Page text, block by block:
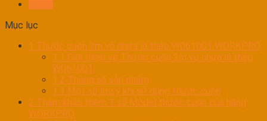
Mục lục
1 Thước cuộn 2m vỏ nhựa lá thép W061001 WORKPRO
1.1 Giới thiệu về Thước cuộn 2m vỏ nhựa lá thép
W061001.
1.2 Thông số sản phẩm
1.3 Một số lưu ý khi sử dụng thước cuộn
2 Tham khảo thêm 1 số Model thước cuộn của hãng
WORKPRO